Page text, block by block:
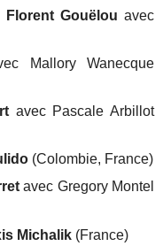
Florent Gouëlou avec
Mallory Wanecque
avec Pascale Arbillot
(Colombie, France)
avec Gregory Montel
Michalik (France)